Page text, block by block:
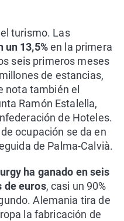
turismo. Las
un 13,5%en la primera
seis primeros meses
de estancias,
nota también el
Ramón Estalella,
de Hoteles.
ocupación se da en
de Palma-Calvià.
ha ganado en seis
de euros, casi un 90%
Alemania tira de
la fabricación de